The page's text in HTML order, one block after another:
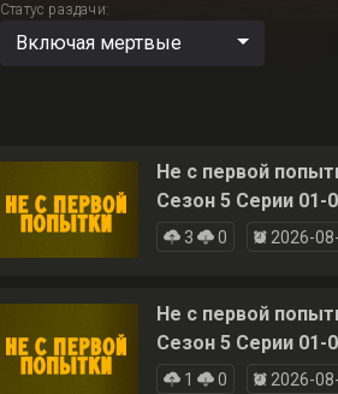
Статус раздачи:
Включая мертвые
Не с первой
Сезон 5 Серии 01-
3 0 2026-
Не с первой
Сезон 5 Серии 01-
1 0 2026-